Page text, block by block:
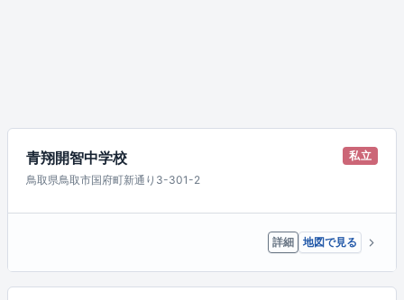
青翔開智中学校
私立
鳥取県鳥取市国府町新通り3-301-2
詳細 地図で見る